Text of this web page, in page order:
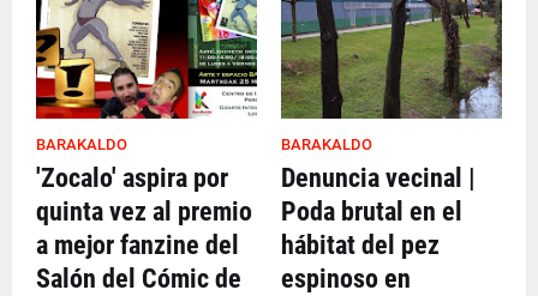
BARAKALDO
'Zocalo' aspira por
quinta vez al premio
a mejor fanzine del
Salón del Cómic de
BARAKALDO
Denuncia vecinal |
Poda brutal en el
hábitat del pez
espinoso en